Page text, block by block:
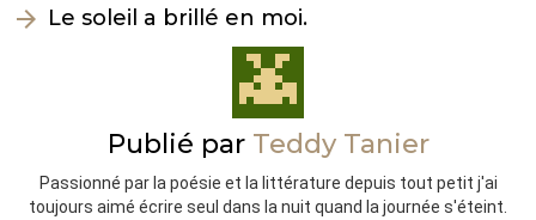
Le soleil a brillé en moi.
Publié par Teddy Tanier
Passionné par la poésie et la littérature depuis tout petit j'ai
toujours aimé écrire seul dans la nuit quand la journée s'éteint.